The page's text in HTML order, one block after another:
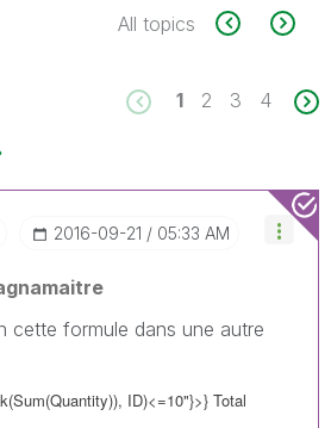
All topics
1 2 3 4
‎2016-09-21 05:33 AM
cette formule dans une autre
ID)<=10"}>} Total